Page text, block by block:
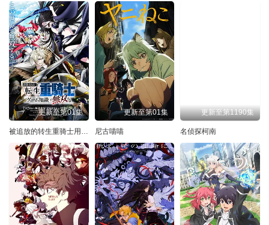
更新至第01集
被追放的转生重骑士用游戏知识开无双
更新至第01集
尼古喵喵
更新至第1190集
名侦探柯南